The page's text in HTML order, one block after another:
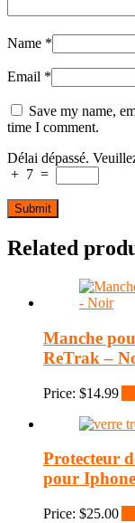
Name *
Email *
Save my name,
time I comment.
Délai dépassé.
+ 7 =
Related
Manche
ReTrak –
Price: $14.99
Protecteur
pour
Price: $25.00